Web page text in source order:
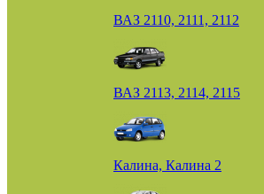
ВАЗ 2110, 2111, 2112
ВАЗ 2113, 2114, 2115
Калина, Калина 2